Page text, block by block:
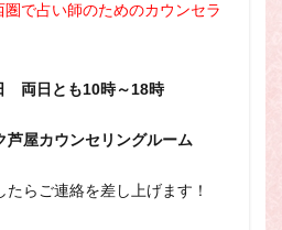
圏で占い師のためのカウンセラ
両日とも10時～18時
屋カウンセリングルーム
らご連絡を差し上げます！
占いカウンセラー
検索